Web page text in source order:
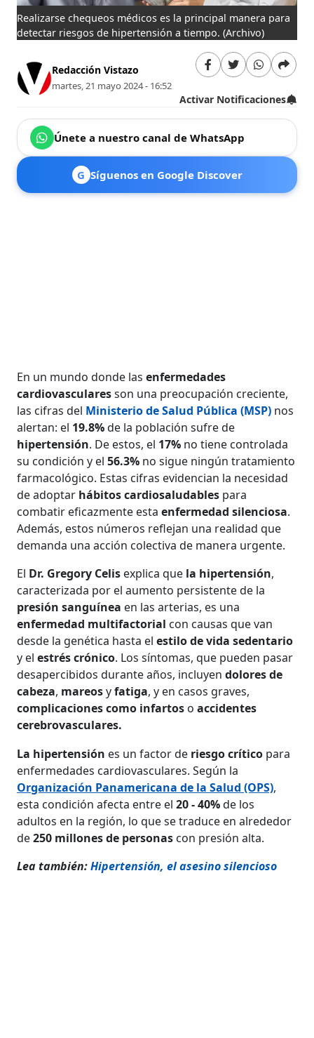
Realizarse chequeos médicos es la principal manera para
detectar riesgos de hipertensión a tiempo. (Archivo)
Redacción Vistazo
martes, 21 mayo 2024 - 16:52
Activar Notificaciones
Únete a nuestro canal de WhatsApp
G Síguenos en Google Discover
En un mundo donde lasenfermedades
cardiovascularesson una preocupación creciente,
las cifras del Ministerio de Salud Pública (MSP) nos
alertan: el 19.8%de la población sufre de
hipertensión. De estos, el 17% no tiene controlada
su condición y el56.3% no sigue ningún tratamiento
farmacológico. Estas cifras evidencian la necesidad
de adoptar hábitos cardiosaludables para
combatir eficazmente estaenfermedad silenciosa.
Además, estos números reflejan una realidad que
demanda una acción colectiva de manera urgente.
El Dr. Gregory Celis explica que la hipertensión,
caracterizada por el aumento persistente de la
presión sanguínea en las arterias, es una
enfermedad multifactorial con causas que van
desde la genética hasta elestilo de vida sedentario
y elestrés crónico. Los síntomas, que pueden pasar
desapercibidos durante años, incluyen dolores de
cabeza, mareosyfatiga, y en casos graves,
complicaciones como infartos oaccidentes
cerebrovasculares.
La hipertensión es un factor de riesgo crítico para
enfermedades cardiovasculares. Según la
Organización Panamericana de la Salud (OPS),
esta condición afecta entre el 20 - 40%de los
adultos en la región, lo que se traduce en alrededor
de250 millones de personas con presión alta.
Lea también:Hipertensión, el asesino silencioso